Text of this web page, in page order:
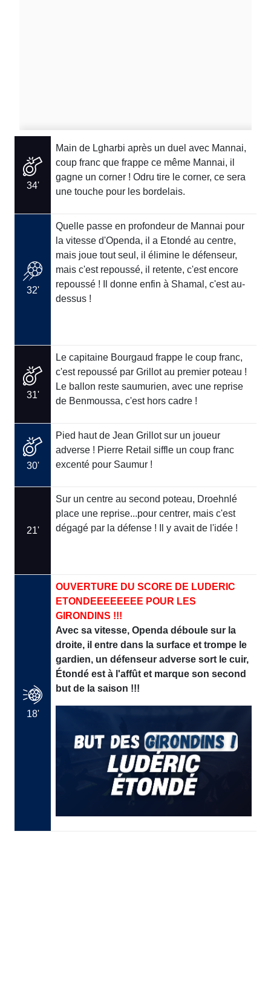
34'
Main de Lgharbi après un duel avec Mannai,
coup franc que frappe ce même Mannai, il
gagne un corner ! Odru tire le corner, ce sera
une touche pour les bordelais.
32'
Quelle passe en profondeur de Mannai pour
la vitesse d'Openda, il a Etondé au centre,
mais joue tout seul, il élimine le défenseur,
mais c'est repoussé, il retente, c'est encore
repoussé ! Il donne enfin à Shamal, c'est au-
dessus !
31'
Le capitaine Bourgaud frappe le coup franc,
c'est repoussé par Grillot au premier poteau !
Le ballon reste saumurien, avec une reprise
de Benmoussa, c'est hors cadre !
30'
Pied haut de Jean Grillot sur un joueur
adverse ! Pierre Retail siffle un coup franc
excenté pour Saumur !
21'
Sur un centre au second poteau, Droehnlé
place une reprise...pour centrer, mais c'est
dégagé par la défense ! Il y avait de l'idée !
18'
OUVERTURE DU SCORE DE LUDERIC
ETONDEEEEEEEE POUR LES
GIRONDINS !!!
Avec sa vitesse, Openda déboule sur la
droite, il entre dans la surface et trompe le
gardien, un défenseur adverse sort le cuir,
Étondé est à l'affût et marque son second
but de la saison !!!